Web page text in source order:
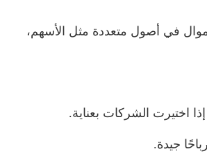
في أصول متعددة مثل الأسهم،
اختيرت الشركات بعناية.
جيدة.